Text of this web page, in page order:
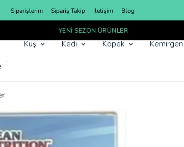
Siparişlerim Sipariş Takip İletişim Blog
YENI SEZON ÜRÜNLER
Kuş Kedi Köpek Kemirgen